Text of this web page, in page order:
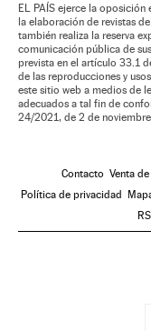
EL PAÍS ejerce la oposición
la elaboración de revistas
también realiza la reserva
comunicación pública de
prevista en el artículo 33.1
de las reproducciones y
este sitio web a medios de
adecuados a tal fin de
24/2021, de 2 de noviembre
Contacto Venta
Política de privacidad